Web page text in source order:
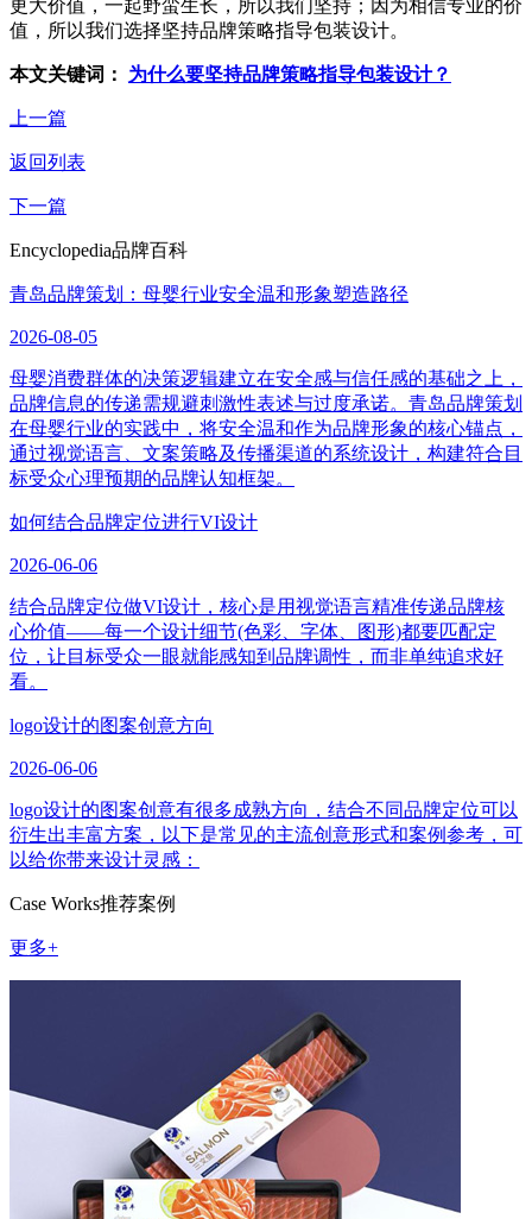
更大价值，一起野蛮生长，所以我们坚持；因为相信专业的价
值，所以我们选择坚持品牌策略指导包装设计。
本文关键词： 为什么要坚持品牌策略指导包装设计？
上一篇
返回列表
下一篇
Encyclopedia品牌百科
青岛品牌策划：母婴行业安全温和形象塑造路径
2026-08-05
母婴消费群体的决策逻辑建立在安全感与信任感的基础之上，
品牌信息的传递需规避刺激性表述与过度承诺。青岛品牌策划
在母婴行业的实践中，将安全温和作为品牌形象的核心锚点，
通过视觉语言、文案策略及传播渠道的系统设计，构建符合目
标受众心理预期的品牌认知框架。
如何结合品牌定位进行VI设计
2026-06-06
结合品牌定位做VI设计，核心是用视觉语言精准传递品牌核
心价值——每一个设计细节(色彩、字体、图形)都要匹配定
位，让目标受众一眼就能感知到品牌调性，而非单纯追求好
看。
logo设计的图案创意方向
2026-06-06
logo设计的图案创意有很多成熟方向，结合不同品牌定位可以
衍生出丰富方案，以下是常见的主流创意形式和案例参考，可
以给你带来设计灵感：
Case Works推荐案例
更多+